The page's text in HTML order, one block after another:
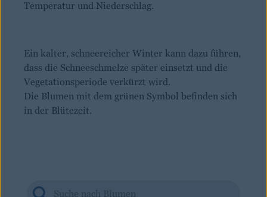
Temperatur und Niederschlag.
Ein kalter, schneereicher Winter kann dazu führen,
dass die Schneeschmelze später einsetzt und die
Vegetationsperiode verkürzt wird.
Die Blumen mit dem grünen Symbol befinden sich
in der Blütezeit.